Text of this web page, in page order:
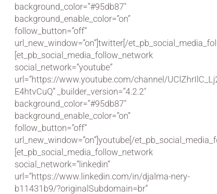
background_color=”#95db87″
background_enable_color=”on”
follow_button=”off”
url_new_window=”on”]twitter[/
[et_pb_social_media_follow_network
social_network=”youtube”
url=”https://www.youtube.com/channel/
E4htvCuQ” _builder_version=”4.2.2″
background_color=”#95db87″
background_enable_color=”on”
follow_button=”off”
url_new_window=”on”]youtube[/
[et_pb_social_media_follow_network
social_network=”linkedin”
url=”https://www.linkedin.com/in/djalma-nery-
b11431b9/?originalSubdomain=br”